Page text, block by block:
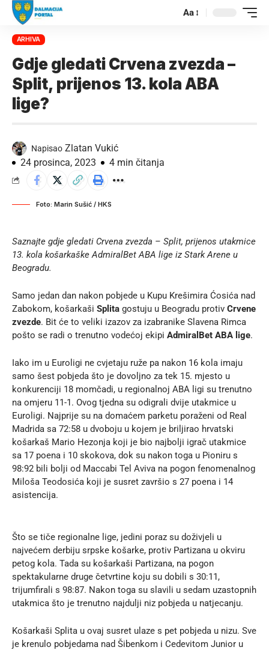
Aa
ARHIVA
Gdje gledati Crvena zvezda –
Split, prijenos 13. kola ABA
lige?
Napisao Zlatan Vukić
24 prosinca, 2023
4 min čitanja
Foto: Marin Sušić / HKS
Saznajte gdje gledati Crvena zvezda – Split, prijenos utakmice
13. kola košarkaške AdmiralBet ABA lige iz Stark Arene u
Beogradu.
Samo jedan dan nakon pobjede u Kupu Krešimira Ćosića nad
Zabokom, košarkaši Splita gostuju u Beogradu protiv Crvene
zvezde. Bit će to veliki izazov za izabranike Slavena Rimca
pošto se radi o trenutno vodećoj ekipi AdmiralBet ABA lige.
Iako im u Euroligi ne cvjetaju ruže pa nakon 16 kola imaju
samo šest pobjeda što je dovoljno za tek 15. mjesto u
konkurenciji 18 momčadi, u regionalnoj ABA ligi su trenutno
na omjeru 11-1. Ovog tjedna su odigrali dvije utakmice u
Euroligi. Najprije su na domaćem parketu poraženi od Real
Madrida sa 72:58 u dvoboju u kojem je briljirao hrvatski
košarkaš Mario Hezonja koji je bio najbolji igrač utakmice
sa 17 poena i 10 skokova, dok su nakon toga u Pioniru s
98:92 bili bolji od Maccabi Tel Aviva na pogon fenomenalnog
Miloša Teodosića koji je susret završio s 27 poena i 14
asistencija.
Što se tiče regionalne lige, jedini poraz su doživjeli u
najvećem derbiju srpske košarke, protiv Partizana u okviru
petog kola. Tada su košarkaši Partizana, na pogon
spektakularne druge četvrtine koju su dobili s 30:11,
trijumfirali s 98:87. Nakon toga su slavili u sedam uzastopnih
utakmica što je trenutno najdulji niz pobjeda u natjecanju.
Košarkaši Splita u ovaj susret ulaze s pet pobjeda u nizu. Sve
je krenulo pobjedama nad Šibenkom i Cedevitom Junior u